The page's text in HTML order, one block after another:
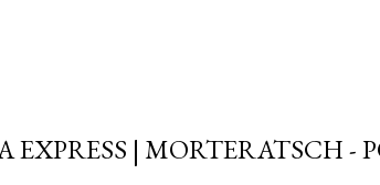
| MORTERATSCH -